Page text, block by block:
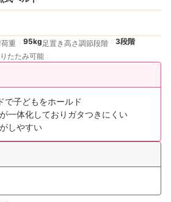
重 95kg 足置き高さ調節段階
3段階
たたみ可能
で子どもをホールド
一体化しておりガタつきにくい
しやすい